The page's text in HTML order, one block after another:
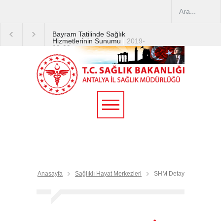
Bayram Tatilinde Sağlık
Hizmetlerinin Sunumu
2019-
08-09
2019 YILI TEMMUZ AYI
DİYALİZ MERKEZLERİ
CİHAZ ARTIRIMLARI|2019-
07-31
ve Üniteleri Hakkında
Anasayfa Sağlıklı Hayat Merkezleri SHM Detay